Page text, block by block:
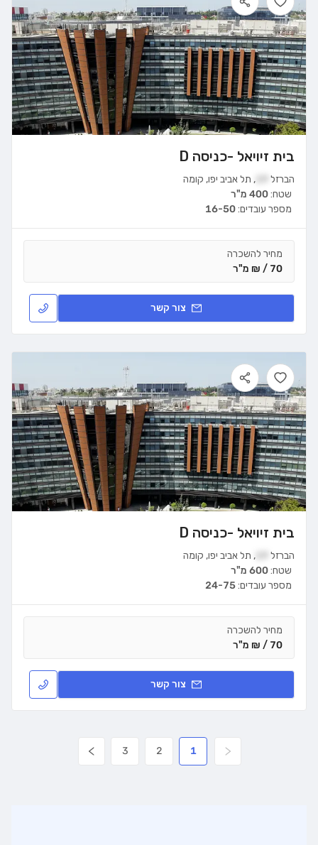
בית זיויאל -כניסה D
הברזל , תל אביב יפו, קומה
שטח:400 מ"ר
מספר עובדים:16-50
מחיר להשכרה
70 / ₪ מ"ר
צור קשר
בית זיויאל -כניסה D
הברזל , תל אביב יפו, קומה
שטח:600 מ"ר
מספר עובדים:24-75
מחיר להשכרה
70 / ₪ מ"ר
צור קשר
1
2
3